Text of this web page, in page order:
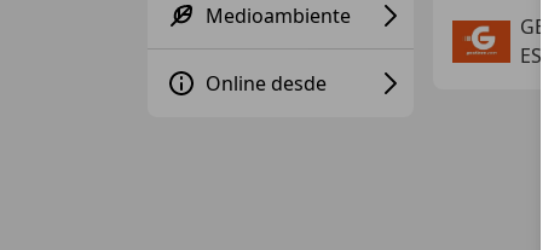
Medioambiente
Online desde
ES-